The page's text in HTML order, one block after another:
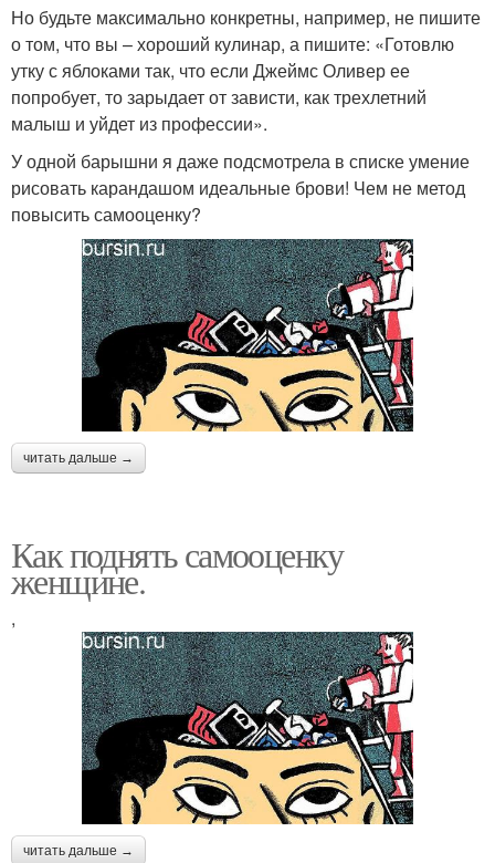
Но будьте максимально конкретны, например, не пишите
о том, что вы – хороший кулинар, а пишите: «Готовлю
утку с яблоками так, что если Джеймс Оливер ее
попробует, то зарыдает от зависти, как трехлетний
малыш и уйдет из профессии».
У одной барышни я даже подсмотрела в списке умение
рисовать карандашом идеальные брови! Чем не метод
повысить самооценку?
читать дальше →
Как поднять самооценку
женщине.
,
читать дальше →